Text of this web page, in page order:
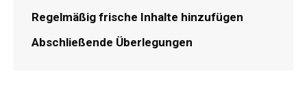
Regelmäßig frische Inhalte hinzufügen
Abschließende Überlegungen